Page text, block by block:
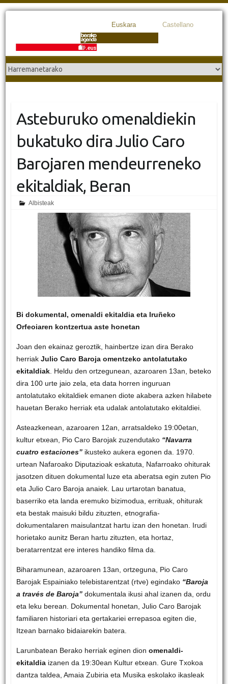
Euskara Castellano
Asteburuko omenaldiekin
bukatuko dira Julio Caro
Barojaren mendeurreneko
ekitaldiak, Beran
Albisteak
Bi dokumental, omenaldi ekitaldia eta Iruñeko
Orfeoiaren kontzertua aste honetan
Joan den ekainaz geroztik, hainbertze izan dira Berako
herriak Julio Caro Baroja omentzeko antolatutako
ekitaldiak. Heldu den ortzegunean, azaroaren 13an, beteko
dira 100 urte jaio zela, eta data horren inguruan
antolatutako ekitaldiek emanen diote akabera azken hilabete
hauetan Berako herriak eta udalak antolatutako ekitaldiei.
Asteazkenean, azaroaren 12an, arratsaldeko 19:00etan,
kultur etxean, Pio Caro Barojak zuzendutako “Navarra
cuatro estaciones”ikusteko aukera egonen da. 1970.
urtean Nafaroako Diputazioak eskatuta, Nafarroako ohiturak
jasotzen dituen dokumental luze eta aberatsa egin zuten Pio
eta Julio Caro Baroja anaiek. Lau urtarotan banatua,
baserriko eta landa eremuko bizimodua, errituak, ohiturak
eta bestak maisuki bildu zituzten, etnografia-
dokumentalaren maisulantzat hartu izan den honetan. Irudi
horietako aunitz Beran hartu zituzten, eta hortaz,
beratarrentzat ere interes handiko filma da.
Biharamunean, azaroaren 13an, ortzeguna, Pio Caro
Barojak Espainiako telebistarentzat (rtve) egindako “Baroja
a través de Baroja”dokumentala ikusi ahal izanen da, ordu
eta leku berean. Dokumental honetan, Julio Caro Barojak
familiaren historiari eta gertakariei errepasoa egiten die,
Itzean barnako bidaiarekin batera.
Larunbatean Berako herriak eginen dion omenaldi-
ekitaldiaizanen da 19:30ean Kultur etxean. Gure Txokoa
dantza taldea, Amaia Zubiria eta Musika eskolako ikasleak